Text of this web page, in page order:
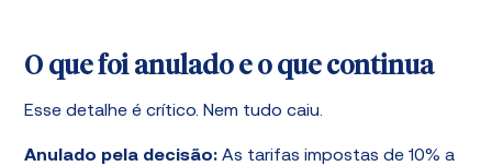
O que foi anulado e o que continua
Esse detalhe é crítico. Nem tudo caiu.
Anulado pela decisão: As tarifas impostas de 10% a